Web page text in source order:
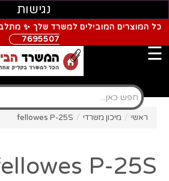
כל המוצרים המובילים למשרד שלך ✨
7695507
☰
ראשי / מיכון משרדי /
fellowes P-25S
P-25S
נגישות